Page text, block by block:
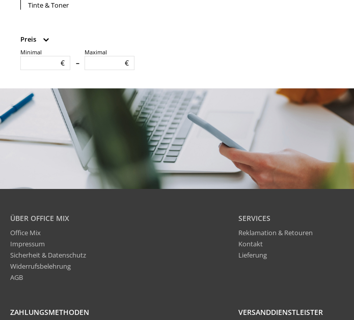
Tinte & Toner
Preis
Minimal
€ –
Maximal
€
ÜBER OFFICE MIX
Office Mix
Impressum
Sicherheit & Datenschutz
Widerrufsbelehrung
AGB
SERVICES
Reklamation & Retouren
Kontakt
Lieferung
ZAHLUNGSMETHODEN VERSANDDIENSTLEISTER